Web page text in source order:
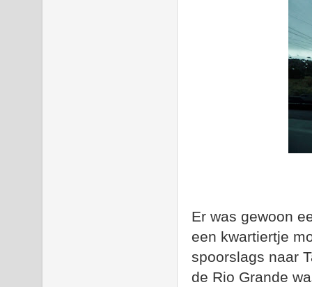
Er was gewoon
een kwartiertje
spoorslags naar
de Rio Grande